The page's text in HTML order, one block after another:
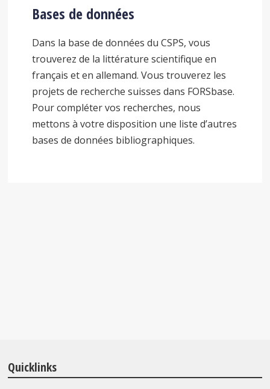
Bases de données
Dans la base de données du CSPS, vous
trouverez de la littérature scientifique en
français et en allemand. Vous trouverez les
projets de recherche suisses dans FORSbase.
Pour compléter vos recherches, nous
mettons à votre disposition une liste d’autres
bases de données bibliographiques.
Quicklinks